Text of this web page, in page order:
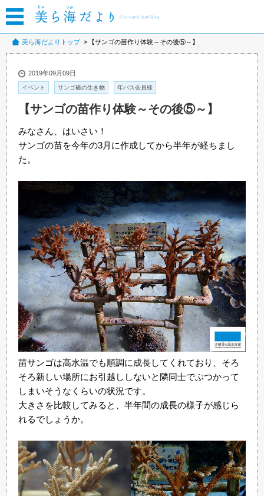
美ら海だよりトップ 【サンゴの苗作り体験～その後⑤～】
2019年09月09日
イベント サンゴ礁の生き物 年パス会員様
【サンゴの苗作り体験～その後⑤～】
みなさん、はいさい！
サンゴの苗を今年の3月に作成してから半年が経ちまし
た。
苗サンゴは高水温でも順調に成長してくれており、そろ
そろ新しい場所にお引越ししないと隣同士でぶつかって
しまいそうなくらいの状況です。
大きさを比較してみると、半年間の成長の様子が感じら
れるでしょうか。